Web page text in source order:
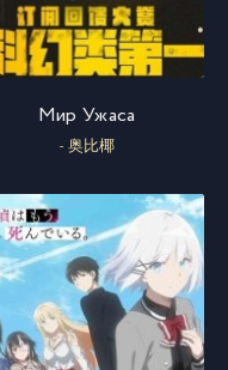
Мир Ужаса
- 奥比椰